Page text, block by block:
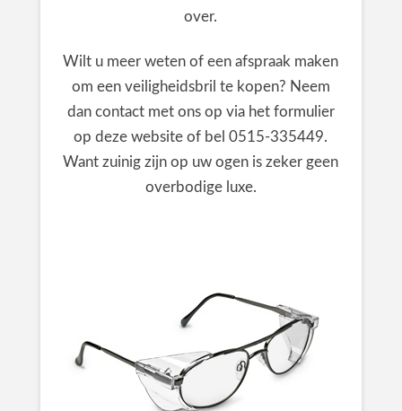
over.
Wilt u meer weten of een afspraak maken
om een veiligheidsbril te kopen? Neem
dan contact met ons op via het formulier
op deze website of bel 0515-335449.
Want zuinig zijn op uw ogen is zeker geen
overbodige luxe.